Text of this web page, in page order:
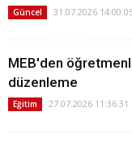
Güncel 31.07.2026
MEB'den
düzenleme
Eğitim 27.07.2026 11:36:31